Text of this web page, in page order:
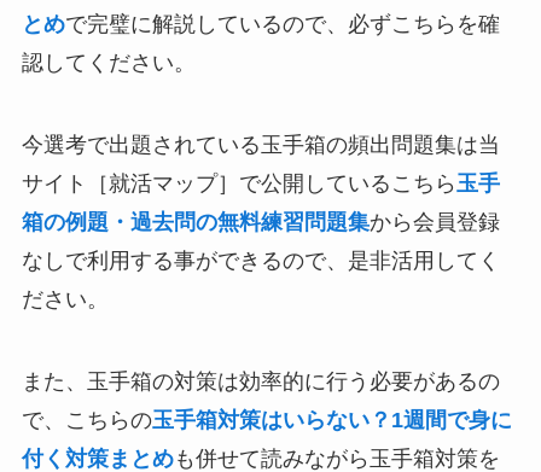
とめで完璧に解説しているので、必ずこちらを確
認してください。
今選考で出題されている玉手箱の頻出問題集は当
サイト［就活マップ］で公開しているこちら 玉手
箱の例題・過去問の無料練習問題集から会員登録
なしで利用する事ができるので、是非活用してく
ださい。
また、玉手箱の対策は効率的に行う必要があるの
で、こちらの玉手箱対策はいらない？1週間で身に
付く対策まとめも併せて読みながら玉手箱対策を